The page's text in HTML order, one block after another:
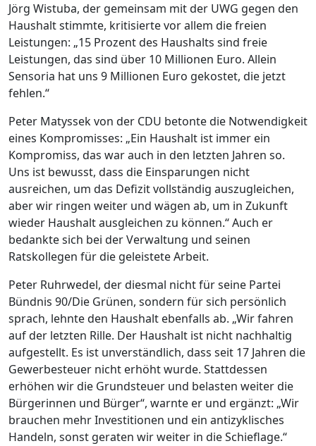
Jörg Wistuba, der gemeinsam mit der UWG gegen den
Haushalt stimmte, kritisierte vor allem die freien
Leistungen: „15 Prozent des Haushalts sind freie
Leistungen, das sind über 10 Millionen Euro. Allein
Sensoria hat uns 9 Millionen Euro gekostet, die jetzt
fehlen.“
Peter Matyssek von der CDU betonte die Notwendigkeit
eines Kompromisses: „Ein Haushalt ist immer ein
Kompromiss, das war auch in den letzten Jahren so.
Uns ist bewusst, dass die Einsparungen nicht
ausreichen, um das Defizit vollständig auszugleichen,
aber wir ringen weiter und wägen ab, um in Zukunft
wieder Haushalt ausgleichen zu können.“ Auch er
bedankte sich bei der Verwaltung und seinen
Ratskollegen für die geleistete Arbeit.
Peter Ruhrwedel, der diesmal nicht für seine Partei
Bündnis 90/Die Grünen, sondern für sich persönlich
sprach, lehnte den Haushalt ebenfalls ab. „Wir fahren
auf der letzten Rille. Der Haushalt ist nicht nachhaltig
aufgestellt. Es ist unverständlich, dass seit 17 Jahren die
Gewerbesteuer nicht erhöht wurde. Stattdessen
erhöhen wir die Grundsteuer und belasten weiter die
Bürgerinnen und Bürger“, warnte er und ergänzt: „Wir
brauchen mehr Investitionen und ein antizyklisches
Handeln, sonst geraten wir weiter in die Schieflage.“